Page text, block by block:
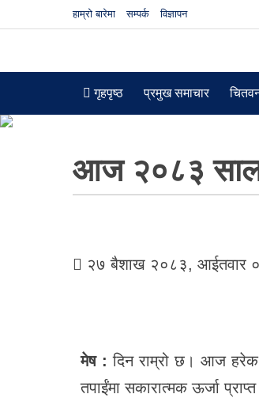
हाम्रो बारेमा सम्पर्क विज्ञापन
गृहपृष्ठ प्रमुख समाचार
आज २०८३ साल
२७ बैशाख २०८३, आईतवार
मेष : दिन राम्रो छ। आज हरेक
तपाईंमा सकारात्मक ऊर्जा